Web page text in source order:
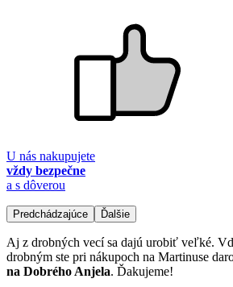
U nás nakupujete
vždy bezpečne
a s dôverou
Predchádzajúce Ďalšie
Aj z drobných vecí sa dajú urobiť veľké.
drobným ste pri nákupoch na Martinuse
na Dobrého Anjela. Ďakujeme!